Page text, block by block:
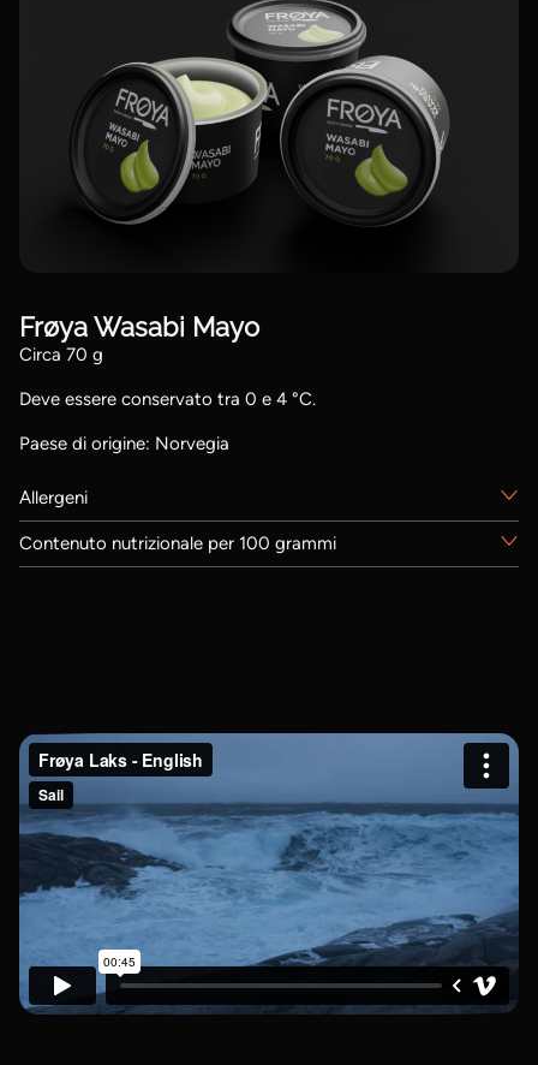
Frøya Wasabi Mayo
Circa 70 g
Deve essere conservato tra 0 e 4 °C.
Paese di origine: Norvegia
Allergeni
Contenuto nutrizionale per 100 grammi